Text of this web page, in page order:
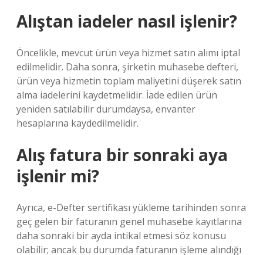
Alıştan iadeler nasıl işlenir?
Öncelikle, mevcut ürün veya hizmet satın alımı iptal
edilmelidir. Daha sonra, şirketin muhasebe defteri,
ürün veya hizmetin toplam maliyetini düşerek satın
alma iadelerini kaydetmelidir. İade edilen ürün
yeniden satılabilir durumdaysa, envanter
hesaplarına kaydedilmelidir.
Alış fatura bir sonraki aya
işlenir mi?
Ayrıca, e-Defter sertifikası yükleme tarihinden sonra
geç gelen bir faturanın genel muhasebe kayıtlarına
daha sonraki bir ayda intikal etmesi söz konusu
olabilir; ancak bu durumda faturanın işleme alındığı